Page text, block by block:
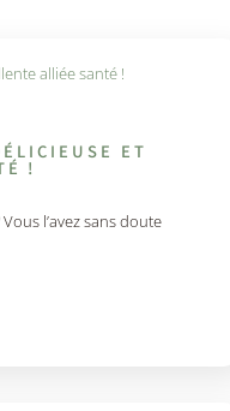
ET
!
l’avez sans doute